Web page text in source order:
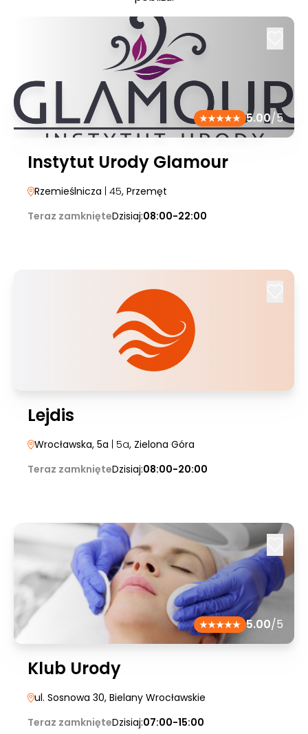
5.00/5
Instytut Urody Glamour
Rzemieślnicza | 45, Przemęt
Teraz zamknięteDzisiaj:08:00-22:00
Lejdis
Wrocławska, 5a | 5a, Zielona Góra
Teraz zamknięteDzisiaj:08:00-20:00
5.00/5
Klub Urody
ul. Sosnowa 30, Bielany Wrocławskie
Teraz zamknięteDzisiaj:07:00-15:00